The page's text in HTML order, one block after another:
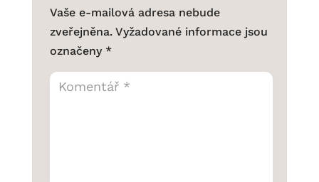
Vaše e-mailová adresa nebude
zveřejněna. Vyžadované informace jsou
označeny *